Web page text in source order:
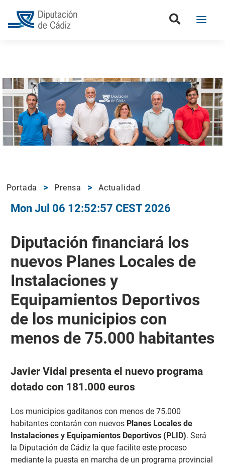
Portada Prensa Actualidad
Mon Jul 06 12:52:57 CEST 2026
Diputación financiará los
nuevos Planes Locales de
Instalaciones y
Equipamientos Deportivos
de los municipios con
menos de 75.000 habitantes
Javier Vidal presenta el nuevo programa
dotado con 181.000 euros
Los municipios gaditanos con menos de 75.000
habitantes contarán con nuevos Planes Locales de
Instalaciones y Equipamientos Deportivos (PLID). Será
la Diputación de Cádiz la que facilite este proceso
mediante la puesta en marcha de un programa provincial